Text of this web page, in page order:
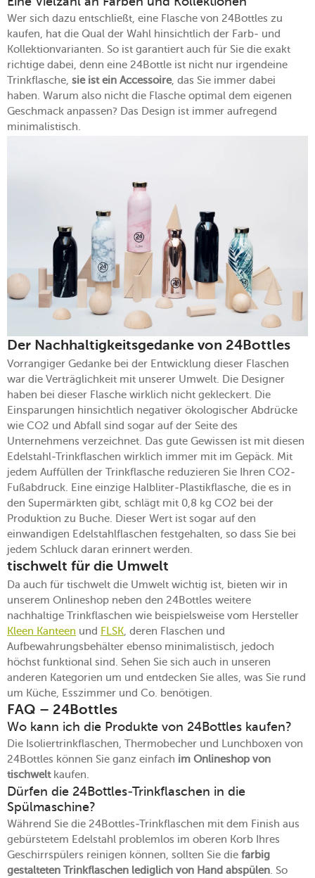
Wer sich dazu entschließt, eine Flasche von 24Bottles zu
kaufen, hat die Qual der Wahl hinsichtlich der Farb- und
Kollektionvarianten. So ist garantiert auch für Sie die exakt
richtige dabei, denn eine 24Bottle ist nicht nur irgendeine
Trinkflasche, sie ist ein Accessoire, das Sie immer dabei
haben. Warum also nicht die Flasche optimal dem eigenen
Geschmack anpassen? Das Design ist immer aufregend
minimalistisch.
Der Nachhaltigkeitsgedanke von 24Bottles
Vorrangiger Gedanke bei der Entwicklung dieser Flaschen
war die Verträglichkeit mit unserer Umwelt. Die Designer
haben bei dieser Flasche wirklich nicht gekleckert. Die
Einsparungen hinsichtlich negativer ökologischer Abdrücke
wie CO2 und Abfall sind sogar auf der Seite des
Unternehmens verzeichnet. Das gute Gewissen ist mit diesen
Edelstahl-Trinkflaschen wirklich immer mit im Gepäck. Mit
jedem Auffüllen der Trinkflasche reduzieren Sie Ihren CO2-
Fußabdruck. Eine einzige Halbliter-Plastikflasche, die es in
den Supermärkten gibt, schlägt mit 0,8 kg CO2 bei der
Produktion zu Buche. Dieser Wert ist sogar auf den
einwandigen Edelstahlflaschen festgehalten, so dass Sie bei
jedem Schluck daran erinnert werden.
tischwelt für die Umwelt
Da auch für tischwelt die Umwelt wichtig ist, bieten wir in
unserem Onlineshop neben den 24Bottles weitere
nachhaltige Trinkflaschen wie beispielsweise vom Hersteller
Kleen Kanteen und FLSK, deren Flaschen und
Aufbewahrungsbehälter ebenso minimalistisch, jedoch
höchst funktional sind. Sehen Sie sich auch in unseren
anderen Kategorien um und entdecken Sie alles, was Sie rund
um Küche, Esszimmer und Co. benötigen.
FAQ – 24Bottles
Wo kann ich die Produkte von 24Bottles kaufen?
Die Isoliertrinkflaschen, Thermobecher und Lunchboxen von
24Bottles können Sie ganz einfach im Onlineshop von
tischweltkaufen.
Dürfen die 24Bottles-Trinkflaschen in die
Spülmaschine?
Während Sie die 24Bottles-Trinkflaschen mit dem Finish aus
gebürstetem Edelstahl problemlos im oberen Korb Ihres
Geschirrspülers reinigen können, sollten Sie die farbig
gestalteten Trinkflaschen lediglich von Hand abspülen. So